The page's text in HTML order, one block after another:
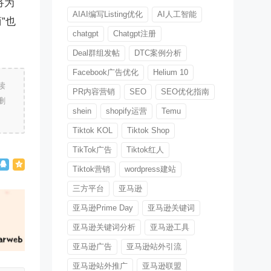
为
也
AIAI编写Listing优化 AI人工智能
chatgpt Chatgpt注册
Deal群组发帖 DTC案例分析
Facebook广告优化 Helium 10
PR内容营销 SEO SEO优化指南
shein shopify运营 Temu
Tiktok KOL Tiktok Shop
TikTok广告 Tiktok红人
Tiktok营销 wordpress建站
三方平台 亚马逊
亚马逊Prime Day 亚马逊关键词
亚马逊关键词分析 亚马逊工具
亚马逊广告 亚马逊站外引流
亚马逊站外推广 亚马逊联盟